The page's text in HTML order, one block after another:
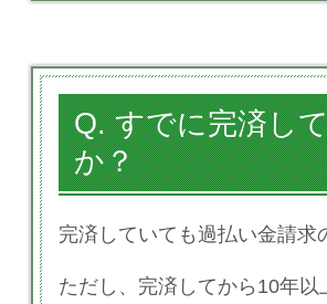
Q. すでに完済し
か？
完済していても過払い金請求
ただし、完済してから10年